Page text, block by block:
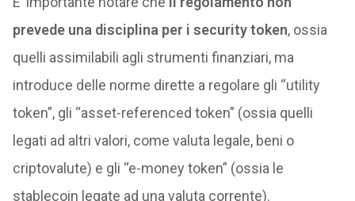
prevede una disciplina per i security token, ossia
quelli assimilabili agli strumenti finanziari, ma
introduce delle norme dirette a regolare gli “utility
token”, gli “asset-referenced token” (ossia quelli
legati ad altri valori, come valuta legale, beni o
criptovalute) e gli “e-money token” (ossia le
stablecoin legate ad una valuta corrente).